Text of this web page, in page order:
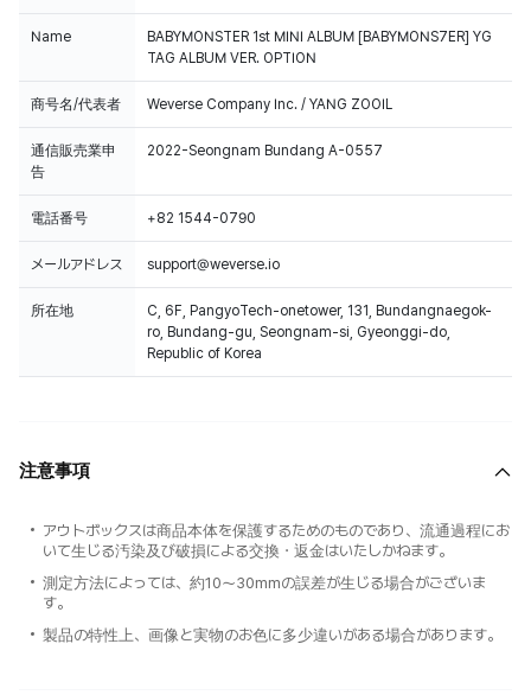
Name
BABYMONSTER 1st MINI ALBUM [BABYMONS7ER] YG
TAG ALBUM VER. OPTION
商号名/代表者 Weverse Company Inc. / YANG ZOOIL
通信販売業申
告
2022-Seongnam Bundang A-0557
電話番号 +82 1544-0790
メールアドレス support@weverse.io
所在地
C, 6F, PangyoTech-onetower, 131, Bundangnaegok-
ro, Bundang-gu, Seongnam-si, Gyeonggi-do,
Republic of Korea
注意事項
アウトボックスは商品本体を保護するためのものであり、流通過程にお
いて生じる汚染及び破損による交換・返金はいたしかねます。
測定方法によっては、約10～30mmの誤差が生じる場合がございま
す。
製品の特性上、画像と実物のお色に多少違いがある場合があります。